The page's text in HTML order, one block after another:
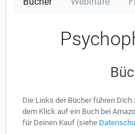
Die Links der Bücher führen
dem Klick auf ein Buch bei
für Deinen Kauf (siehe